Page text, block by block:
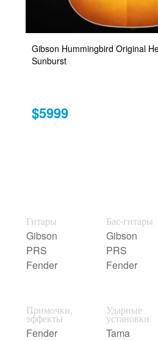
Gibson Hummingbird Original
Sunburst
$5999
Гитары
Gibson
PRS
Fender
Бас-гитары
Gibson
PRS
Fender
Примочки,
эффекты
Fender
Ударные
установки
Tama